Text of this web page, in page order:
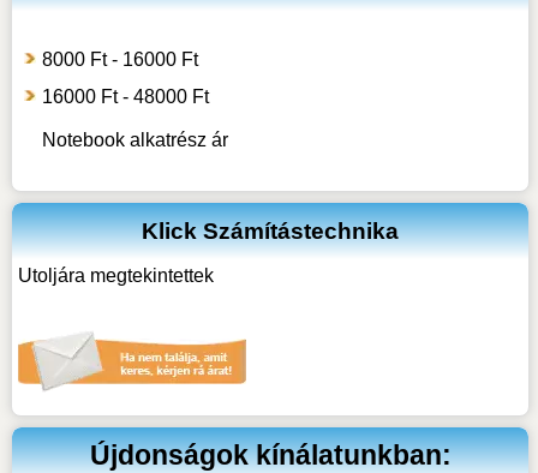
8000 Ft - 16000 Ft
16000 Ft - 48000 Ft
Notebook alkatrész ár
Klick Számítástechnika
Utoljára megtekintettek
Újdonságok kínálatunkban: